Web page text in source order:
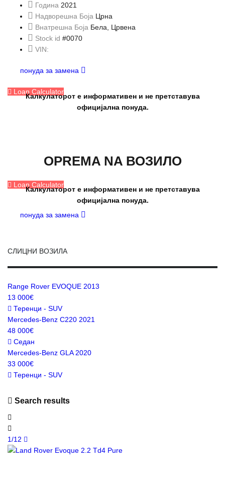
Година 2021
Надворешна Боја Црна
Внатрешна Боја Бела, Црвена
Stock id #0070
VIN:
понуда за замена
Loan Calculator
Калкулаторот е информативен и не претставува
официјална понуда.
OPREMA NA ВОЗИЛО
Loan Calculator
Калкулаторот е информативен и не претставува
официјална понуда.
понуда за замена
СЛИЦНИ ВОЗИЛА
Range Rover EVOQUE 2013
13 000€
Теренци - SUV
Mercedes-Benz C220 2021
48 000€
Седан
Mercedes-Benz GLA 2020
33 000€
Теренци - SUV
Search results
1/12